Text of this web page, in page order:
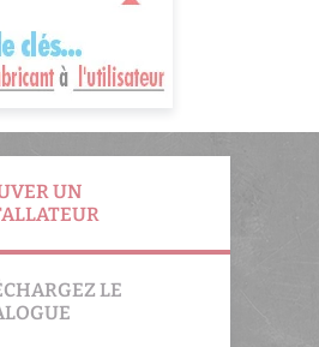
UN
LE